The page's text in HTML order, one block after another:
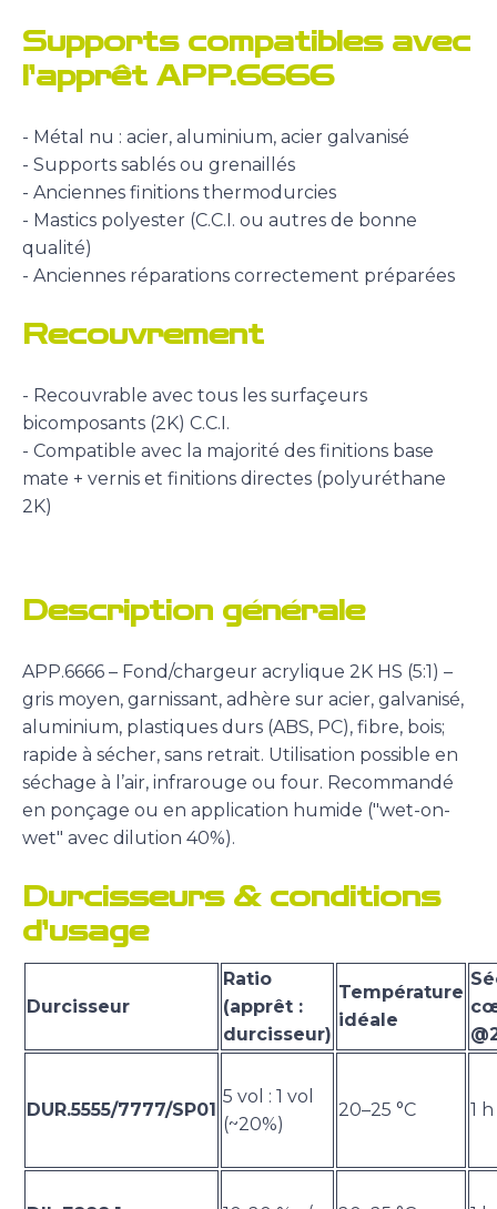
Supports compatibles avec
l’apprêt APP.6666
- Métal nu : acier, aluminium, acier galvanisé
- Supports sablés ou grenaillés
- Anciennes finitions thermodurcies
- Mastics polyester (C.C.I. ou autres de bonne
qualité)
- Anciennes réparations correctement préparées
Recouvrement
- Recouvrable avec tous les surfaçeurs
bicomposants (2K) C.C.I.
- Compatible avec la majorité des finitions base
mate + vernis et finitions directes (polyuréthane
2K)
Description générale
APP.6666 – Fond/chargeur acrylique 2K HS (5:1) –
gris moyen, garnissant, adhère sur acier, galvanisé,
aluminium, plastiques durs (ABS, PC), fibre, bois;
rapide à sécher, sans retrait. Utilisation possible en
séchage à l’air, infrarouge ou four. Recommandé
en ponçage ou en application humide ("wet-on-
wet" avec dilution 40%).
Durcisseurs & conditions
d’usage
Durcisseur
Ratio
(apprêt :
durcisseur)
Température
idéale
DUR.5555/7777/SP01
5 vol : 1 vol
(~20%)
20–25 °C 1 h